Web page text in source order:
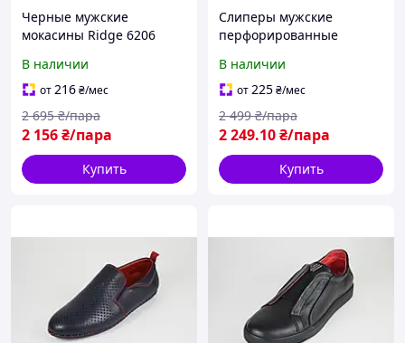
Черные мужские
мокасины Ridge 6206
В наличии
от216₴/мес
2 156₴/пара
2 695 ₴/пара
Купить
Слиперы мужские
перфорированные
В наличии
от225₴/мес
2 249.10₴/пара
2 499 ₴/пара
Купить